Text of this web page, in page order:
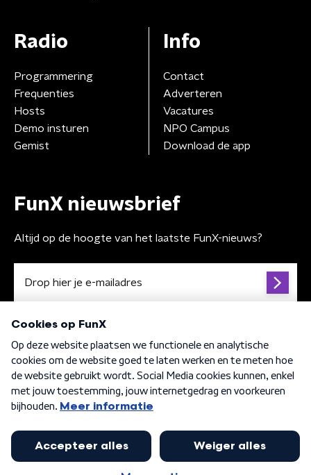
Radio
Programmering
Frequenties
Hosts
Demo insturen
Gemist
Info
Contact
Adverteren
Vacatures
NPO Campus
Download de app
FunX nieuwsbrief
Altijd op de hoogte van het laatste FunX-nieuws?
Algemene voorwaarden Privacybeleid